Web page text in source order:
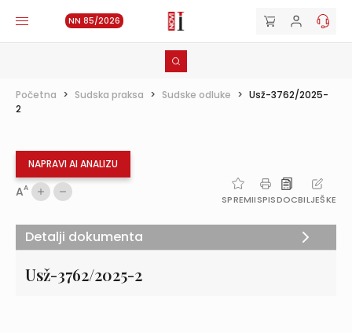
NN 85/2026
Početna > Sudska praksa > Sudske odluke > Usž-3762/2025-
2
NAPRAVI AI ANALIZU
AA
SPREMIISPISDOCBILJEŠKE
Usž-3762/2025-2
Detalji dokumenta